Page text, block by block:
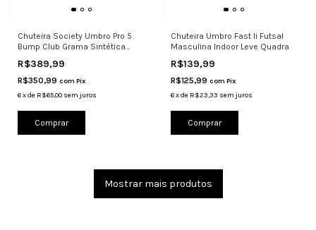
Chuteira Society Umbro Pro 5
Bump Club Grama Sintética
R$389,99
R$350,99 com Pix
6xde R$65,00 sem juros
Comprar
Chuteira Umbro Fast Ii Futsal
Masculina Indoor Leve Quadra
R$139,99
R$125,99 com Pix
6 xde R$23,33 sem juros
Comprar
Mostrar mais produtos